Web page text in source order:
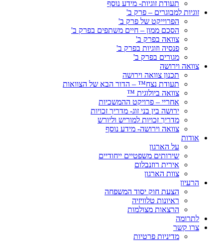
תעודת זוגיות- מידע נוסף
זוגיות למבוגרים – פרק ב'
הפרוייקט של פרק ב'
הסכם ממון – חיים משתפים בפרק ב'
צוואה בפרק ב'
פנסיה וזוגיות בפרק ב'
מגורים בפרק ב'
צוואה וירושה
תכנון צוואה וירושה
תעודת נצח™ – הדור הבא של הצוואות
צוואה ביולוגית ™
אחריי – פרויקט ההמשכיות
ירושה בין בני זוג- מדריך זכויות
מדריך זכויות למוריש וליורש
צוואה וירושה- מידע נוסף
אודות
על הארגון
שירותים משפטיים ייחודיים
אירית רוזנבלום
צוות הארגון
הרעיון
הצעת חוק יסוד המשפחה
ראיונות טלוויזיה
הרצאות מצולמות
לתרומה
צרו קשר
מדיניות פרטיות